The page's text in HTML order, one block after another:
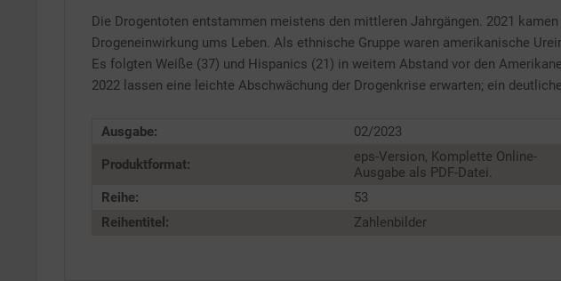
Die Drogentoten entstammen meistens den mittleren Jahrgängen. 2021
Drogeneinwirkung ums Leben. Als ethnische Gruppe waren amerikanische
Es folgten Weiße (37) und Hispanics (21) in weitem Abstand vor den
2022 lassen eine leichte Abschwächung der Drogenkrise erwarten; ein
Ausgabe: 02/2023
Produktformat:
eps-Version, Komplette Online-
Ausgabe als PDF-Datei.
Reihe:
53
Reihentitel:
Zahlenbilder
Service